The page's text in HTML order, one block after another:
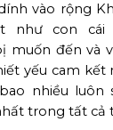
vào rộng
như con cái
muốn đến và
yếu cam kết
nhiều luôn
trong tất cả